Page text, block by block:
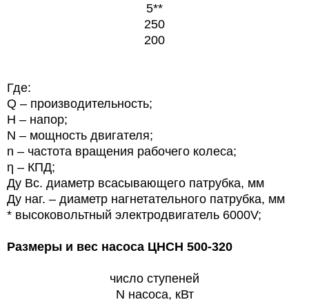
5**
250
200
Где:
Q – производительность;
Н – напор;
N – мощность двигателя;
n – частота вращения рабочего колеса;
η – КПД;
Ду Вс. диаметр всасывающего патрубка, мм
Ду наг. – диаметр нагнетательного патрубка, мм
* высоковольтный электродвигатель 6000V;
Размеры и вес насоса ЦНСН 500-320
число ступеней
N насоса, кВт